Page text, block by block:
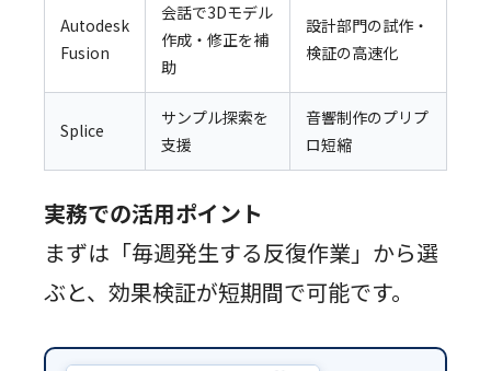
Autodesk
Fusion
会話で3Dモデル
作成・修正を補
助
設計部門の試作・
検証の高速化
Splice
サンプル探索を
支援
音響制作のプリプ
ロ短縮
実務での活用ポイント
まずは「毎週発生する反復作業」から選
ぶと、効果検証が短期間で可能です。